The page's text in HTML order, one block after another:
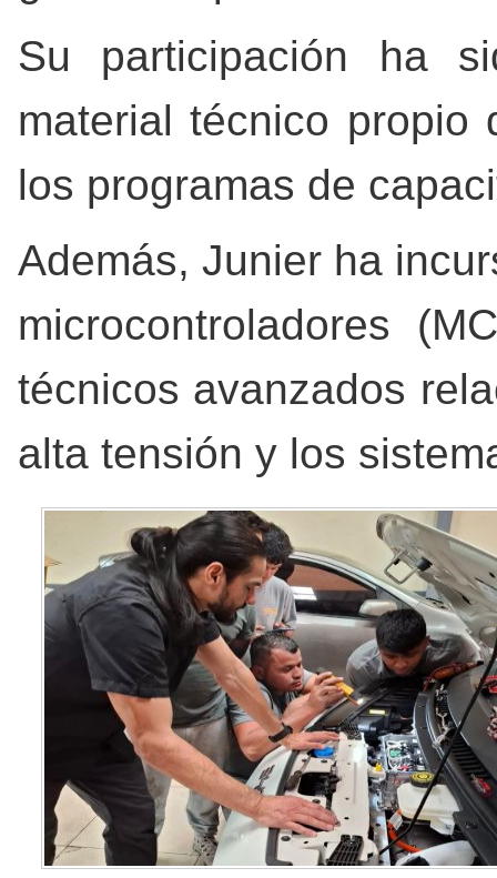
Su participación ha
material técnico
los programas de
Además, Junier ha
microcontroladores
técnicos avanzados
alta tensión y los